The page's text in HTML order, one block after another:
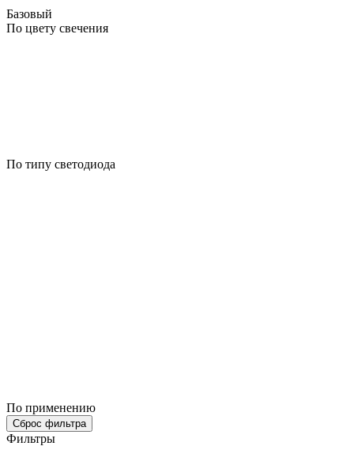
Базовый
По цвету свечения
По типу светодиода
По применению
Сброс фильтра
Фильтры